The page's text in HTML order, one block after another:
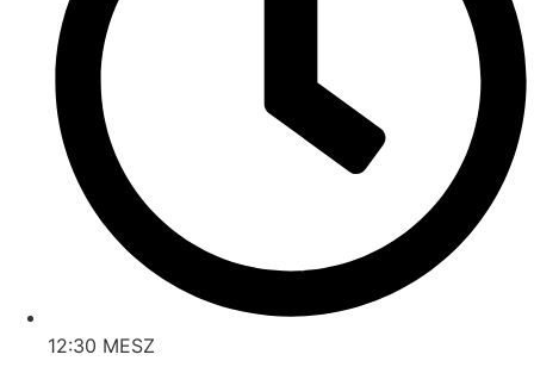
12:30 MESZ